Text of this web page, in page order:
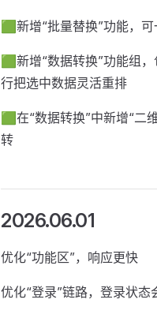
🟩新增“批量替换”功能，
🟩新增“数据转换”功能组
行把选中数据灵活重排
🟩在“数据转换”中新增“二
转
2026.06.01
优化“功能区”，响应更快
优化“登录”链路，登录状态